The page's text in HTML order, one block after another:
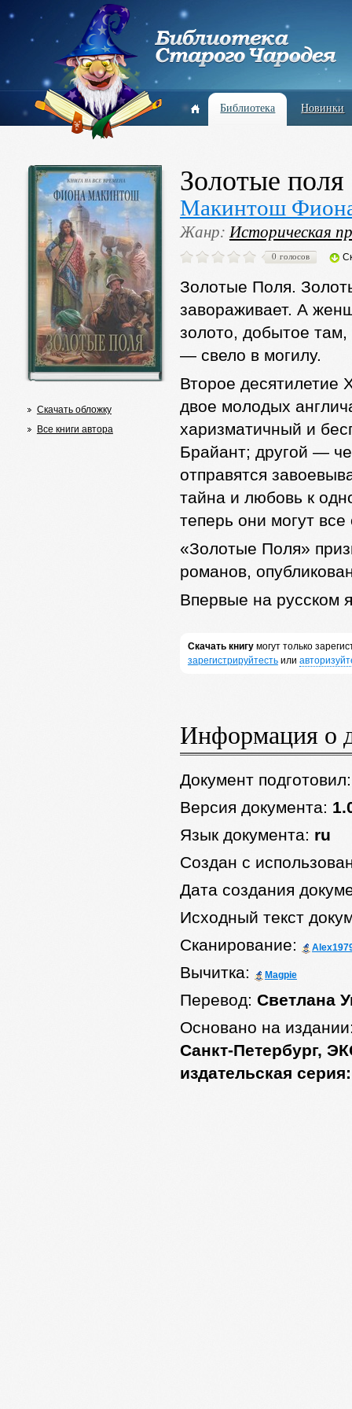
Библиотека Новинки
Скачать обложку
Все книги автора
Золотые поля
Макинтош
Жанр:Историческая
0 голосов
Золотые Поля.
завораживает. А
золото, добытое
— свело в могилу.
Второе десятилетие
двое молодых
харизматичный и
Брайант; другой —
отправятся
тайна и любовь к
теперь они могут
«Золотые Поля»
романов,
Впервые на русском
Скачать книгумогут только
зарегистрируйтестьили
Информация о
Документ
Версия документа:
Язык документа: ru
Создан с
Дата создания
Исходный текст
Сканирование:
Вычитка: Magpie
Перевод: Светлана
Основано на
Санкт-Петербург,
издательская